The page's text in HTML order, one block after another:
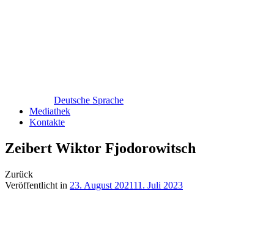
Deutsche Sprache
Mediathek
Kontakte
Zeibert Wiktor Fjodorowitsch
Zurück
Veröffentlicht in 23. August 202111. Juli 2023